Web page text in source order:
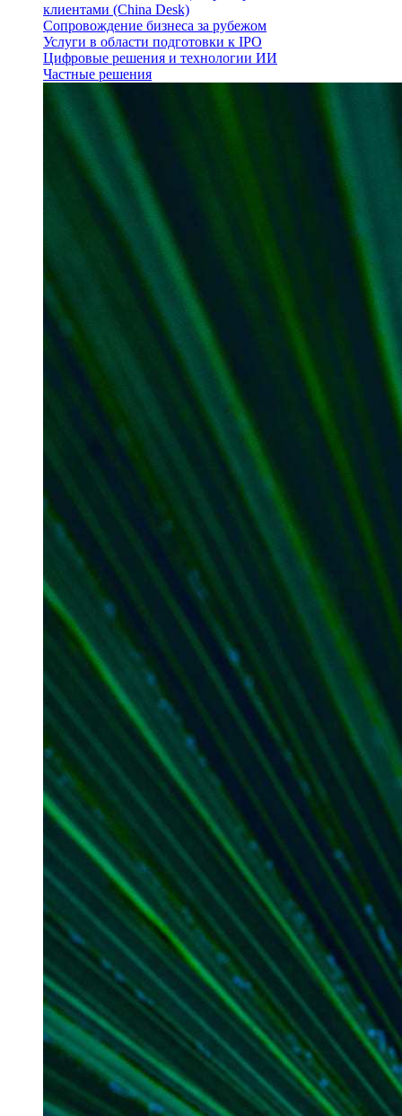
клиентами (China Desk)
Сопровождение бизнеса за рубежом
Услуги в области подготовки к IPO
Цифровые решения и технологии ИИ
Частные решения